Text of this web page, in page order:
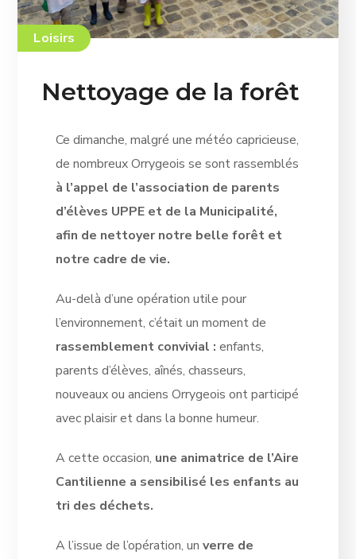
Loisirs
Nettoyage de la forêt
Ce dimanche, malgré une météo capricieuse,
de nombreux Orrygeois se sont rassemblés
à l’appel de l’association de parents
d’élèves UPPE et de la Municipalité,
afin de nettoyer notre belle forêt et
notre cadre de vie.
Au-delà d’une opération utile pour
l’environnement, c’était un moment de
rassemblement convivial : enfants,
parents d’élèves, aînés, chasseurs,
nouveaux ou anciens Orrygeois ont participé
avec plaisir et dans la bonne humeur.
A cette occasion, une animatrice de l’Aire
Cantilienne a sensibilisé les enfants au
tri des déchets.
A l’issue de l’opération, un verre de